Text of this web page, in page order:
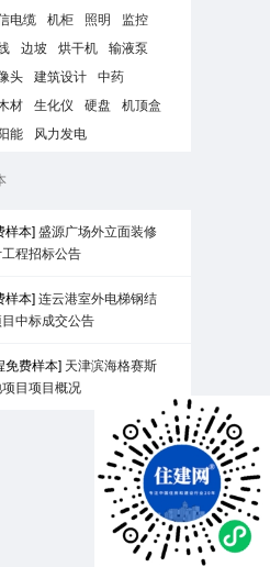
电缆 机柜 照明
监控
边坡 烘干机
输液泵
头 建筑设计
中药
材 生化仪 硬盘
机顶盒
能 风力发电
样本] 盛源广场外立面装修
程招标公告
样本] 连云港室外电梯钢结
中标成交公告
免费样本] 天津滨海格赛斯
目项目概况